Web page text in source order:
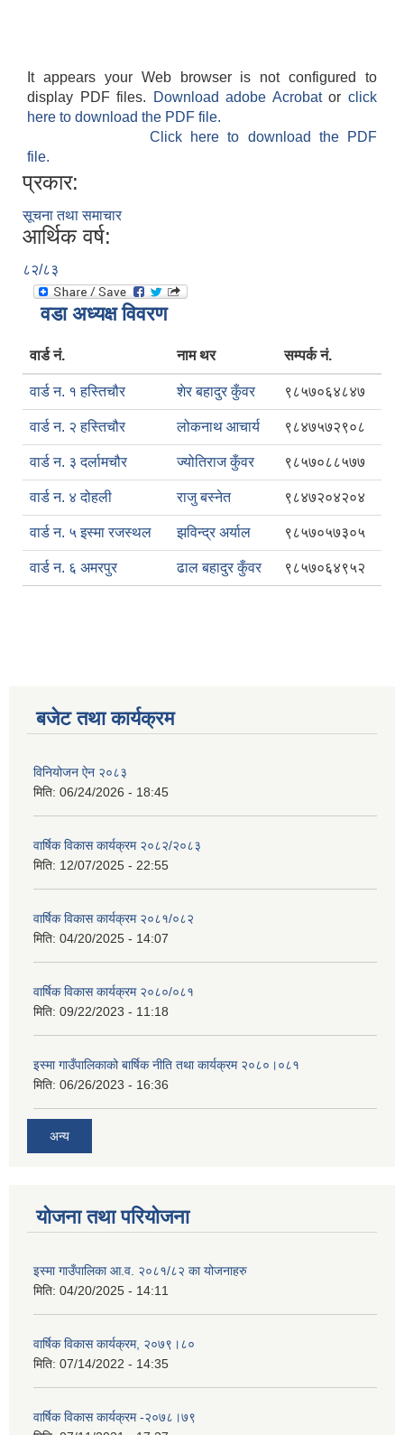
It appears your Web browser is not configured to
display PDF files.
Download adobe Acrobatorclick
here to download the PDF file.
Click here to download the PDF
file.
प्रकार:
सूचना तथा समाचार
आर्थिक वर्ष:
८२/८३
वडा अध्यक्ष विवरण
वार्ड नं. नाम थर सम्पर्क नं.
वार्ड न. १ हस्तिचौर शेर बहादुर कुँवर ९८५७०६४८४७
वार्ड न. २ हस्तिचौर लोकनाथ आचार्य ९८४७५७२९०८
वार्ड न. ३ दर्लामचौर ज्योतिराज कुँवर ९८५७०८८५७७
वार्ड न. ४ दोहली राजु बस्नेत ९८४७२०४२०४
वार्ड न. ५ इस्मा रजस्थल झविन्द्र अर्याल ९८५७०५७३०५
वार्ड न. ६ अमरपुर ढाल बहादुर कुँवर ९८५७०६४९५२
बजेट तथा कार्यक्रम
विनियोजन ऐन २०८३
मिति: 06/24/2026 - 18:45
वार्षिक विकास कार्यक्रम २०८२/२०८३
मिति: 12/07/2025 - 22:55
वार्षिक विकास कार्यक्रम २०८१/०८२
मिति: 04/20/2025 - 14:07
वार्षिक विकास कार्यक्रम २०८०/०८१
मिति: 09/22/2023 - 11:18
इस्मा गाउँपालिकाको बार्षिक नीति तथा कार्यक्रम २०८०।०८१
मिति: 06/26/2023 - 16:36
अन्य
योजना तथा परियोजना
इस्मा गाउँपालिका आ.व. २०८१/८२ का योजनाहरु
मिति: 04/20/2025 - 14:11
वार्षिक विकास कार्यक्रम, २०७९।८०
मिति: 07/14/2022 - 14:35
वार्षिक विकास कार्यक्रम -२०७८।७९